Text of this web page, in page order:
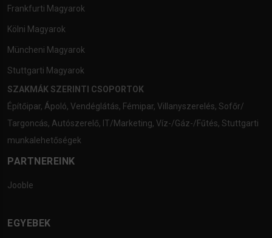
Frankfurti Magyarok
Kölni Magyarok
Müncheni Magyarok
Stuttgarti Magyarok
SZAKMÁK SZERINTI CSOPORTOK
Építőipar, Ápoló, Vendéglátás, Fémipar, Villanyszerelés, Sofőr/
Targoncás, Autószerelő, IT/Marketing, Víz-/Gáz-/Fűtés, Stuttgarti
munkalehetőségek
PARTNEREINK
Jooble
EGYEBEK